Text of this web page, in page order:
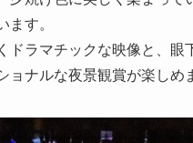
ます。
ドラマチックな映像と、
ョナルな夜景観賞が楽しめ